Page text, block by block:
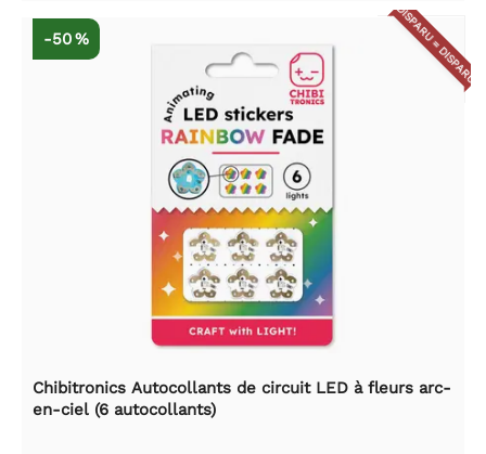
DISPARU = DISPARU
-50 %
Chibitronics Autocollants de circuit LED à fleurs arc-
en-ciel (6 autocollants)